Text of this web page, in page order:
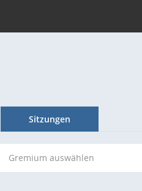
Sitzungen
Gremium auswählen